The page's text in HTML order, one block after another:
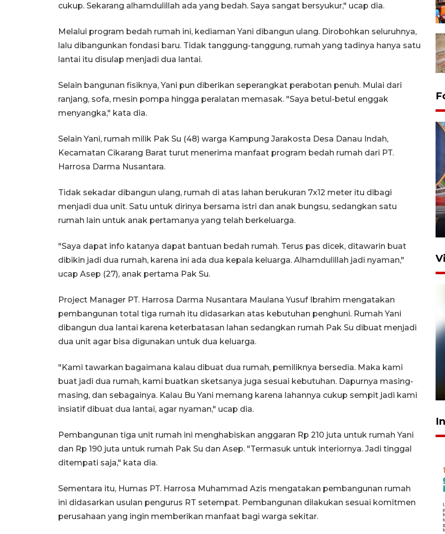
cukup. Sekarang alhamdulillah ada yang bedah. Saya sangat bersyukur," ucap dia.
Melalui program bedah rumah ini, kediaman Yani dibangun ulang. Dirobohkan seluruhnya,
lalu dibangunkan fondasi baru. Tidak tanggung-tanggung, rumah yang tadinya hanya satu
lantai itu disulap menjadi dua lantai.
Selain bangunan fisiknya, Yani pun diberikan seperangkat perabotan penuh. Mulai dari
ranjang, sofa, mesin pompa hingga peralatan memasak. "Saya betul-betul enggak
menyangka," kata dia.
Selain Yani, rumah milik Pak Su (48) warga Kampung Jarakosta Desa Danau Indah,
Kecamatan Cikarang Barat turut menerima manfaat program bedah rumah dari PT.
Harrosa Darma Nusantara.
Tidak sekadar dibangun ulang, rumah di atas lahan berukuran 7x12 meter itu dibagi
menjadi dua unit. Satu untuk dirinya bersama istri dan anak bungsu, sedangkan satu
rumah lain untuk anak pertamanya yang telah berkeluarga.
"Saya dapat info katanya dapat bantuan bedah rumah. Terus pas dicek, ditawarin buat
dibikin jadi dua rumah, karena ini ada dua kepala keluarga. Alhamdulillah jadi nyaman,"
ucap Asep (27), anak pertama Pak Su.
Project Manager PT. Harrosa Darma Nusantara Maulana Yusuf Ibrahim mengatakan
pembangunan total tiga rumah itu didasarkan atas kebutuhan penghuni. Rumah Yani
dibangun dua lantai karena keterbatasan lahan sedangkan rumah Pak Su dibuat menjadi
dua unit agar bisa digunakan untuk dua keluarga.
"Kami tawarkan bagaimana kalau dibuat dua rumah, pemiliknya bersedia. Maka kami
buat jadi dua rumah, kami buatkan sketsanya juga sesuai kebutuhan. Dapurnya masing-
masing, dan sebagainya. Kalau Bu Yani memang karena lahannya cukup sempit jadi kami
insiatif dibuat dua lantai, agar nyaman," ucap dia.
Pembangunan tiga unit rumah ini menghabiskan anggaran Rp 210 juta untuk rumah Yani
dan Rp 190 juta untuk rumah Pak Su dan Asep. "Termasuk untuk interiornya. Jadi tinggal
ditempati saja," kata dia.
Sementara itu, Humas PT. Harrosa Muhammad Azis mengatakan pembangunan rumah
ini didasarkan usulan pengurus RT setempat. Pembangunan dilakukan sesuai komitmen
perusahaan yang ingin memberikan manfaat bagi warga sekitar.
Komisi V DPR tinjau
perlintasan sebidang di
Stasiun Bogor
12 Juni 2026 18:49
Pelanggan Filaha Farm setia
sampai 8 tahan?